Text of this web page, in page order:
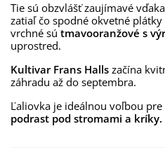
Tie sú obzvlášť zaujímavé
zatiaľ čo spodné okvetné
vrchné sú tmavooranžové s
uprostred.
Kultivar Frans Halls začína
záhradu až do septembra.
Ľaliovka je ideálnou voľbou pre
podrast pod stromami a kríky.